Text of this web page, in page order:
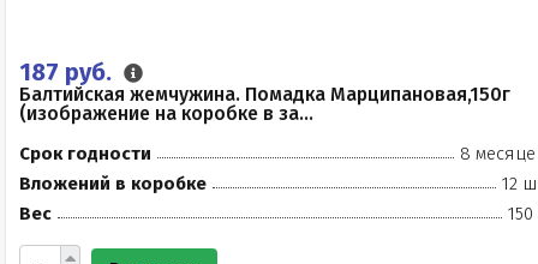
187 руб.
Балтийская жемчужина. Помадка Марципановая,150г
(изображение на коробке в за...
Срок годности
8
Вложений в коробке
12
Вес
150